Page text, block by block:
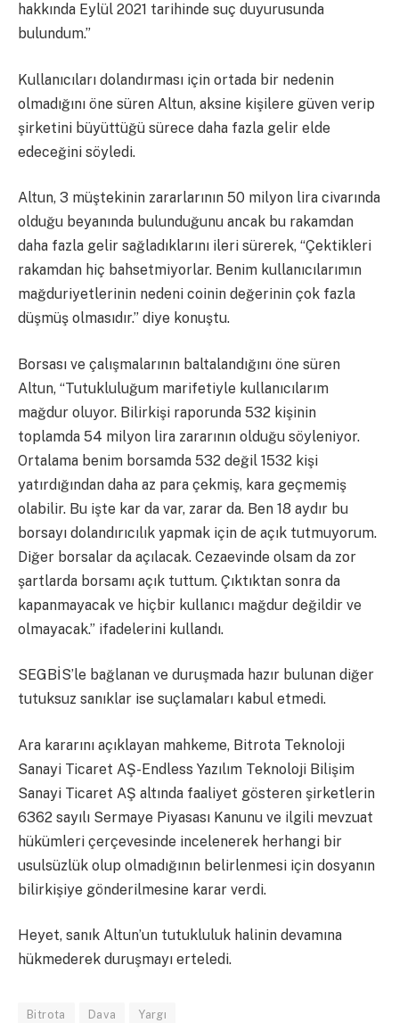
hakkında Eylül 2021 tarihinde suç duyurusunda
bulundum.”
Kullanıcıları dolandırması için ortada bir nedenin
olmadığını öne süren Altun, aksine kişilere güven verip
şirketini büyüttüğü sürece daha fazla gelir elde
edeceğini söyledi.
Altun, 3 müştekinin zararlarının 50 milyon lira civarında
olduğu beyanında bulunduğunu ancak bu rakamdan
daha fazla gelir sağladıklarını ileri sürerek, “Çektikleri
rakamdan hiç bahsetmiyorlar. Benim kullanıcılarımın
mağduriyetlerinin nedeni coinin değerinin çok fazla
düşmüş olmasıdır.” diye konuştu.
Borsası ve çalışmalarının baltalandığını öne süren
Altun, “Tutukluluğum marifetiyle kullanıcılarım
mağdur oluyor. Bilirkişi raporunda 532 kişinin
toplamda 54 milyon lira zararının olduğu söyleniyor.
Ortalama benim borsamda 532 değil 1532 kişi
yatırdığından daha az para çekmiş, kara geçmemiş
olabilir. Bu işte kar da var, zarar da. Ben 18 aydır bu
borsayı dolandırıcılık yapmak için de açık tutmuyorum.
Diğer borsalar da açılacak. Cezaevinde olsam da zor
şartlarda borsamı açık tuttum. Çıktıktan sonra da
kapanmayacak ve hiçbir kullanıcı mağdur değildir ve
olmayacak.” ifadelerini kullandı.
SEGBİS’le bağlanan ve duruşmada hazır bulunan diğer
tutuksuz sanıklar ise suçlamaları kabul etmedi.
Ara kararını açıklayan mahkeme, Bitrota Teknoloji
Sanayi Ticaret AŞ-Endless Yazılım Teknoloji Bilişim
Sanayi Ticaret AŞ altında faaliyet gösteren şirketlerin
6362 sayılı Sermaye Piyasası Kanunu ve ilgili mevzuat
hükümleri çerçevesinde incelenerek herhangi bir
usulsüzlük olup olmadığının belirlenmesi için dosyanın
bilirkişiye gönderilmesine karar verdi.
Heyet, sanık Altun’un tutukluluk halinin devamına
hükmederek duruşmayı erteledi.
Bitrota Dava Yargı